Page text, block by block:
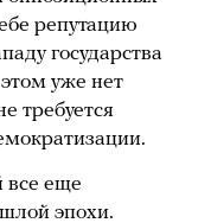
репутацию
государства
уже нет
требуется
все еще
эпохи.